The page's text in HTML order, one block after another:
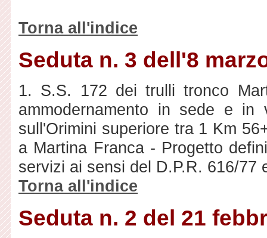
Torna all'indice
Seduta n. 3 dell'8
1. S.S. 172 dei trulli tronco
ammodernamento in sede e in
sull'Orimini superiore tra 1 Km
a Martina Franca - Progetto
servizi ai sensi del D.P.R. 616/77
Torna all'indice
Seduta n. 2 del 21